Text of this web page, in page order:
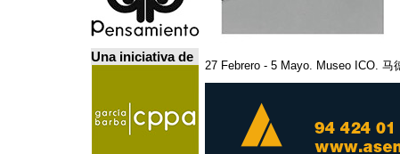
Una iniciativa de
27 Febrero - 5 Mayo. Museo ICO. 马